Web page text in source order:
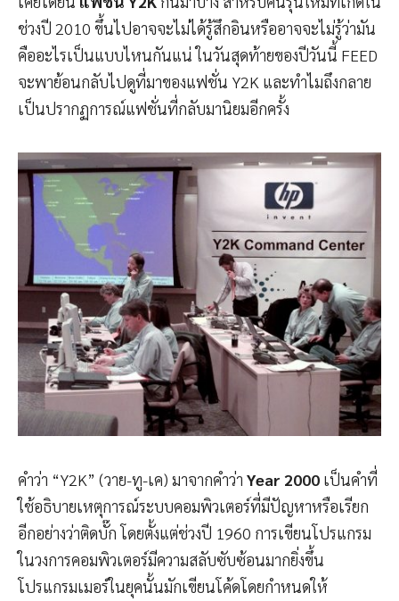
ช่วงปี 2010 ขึ้นไปอาจจะไม่ได้รู้สึกอินหรืออาจจะไม่รู้ว่ามัน
คืออะไรเป็นแบบไหนกันแน่ ในวันสุดท้ายของปีวันนี้ FEED
จะพาย้อนกลับไปดูที่มาของแฟชั่น Y2K และทำไมถึงกลาย
เป็นปรากฏการณ์แฟชั่นที่กลับมานิยมอีกครั้ง
คำว่า “Y2K” (วาย-ทู-เค) มาจากคำว่า Year 2000 เป็นคำที่
ใช้อธิบายเหตุการณ์ระบบคอมพิวเตอร์ที่มีปัญหาหรือเรียก
อีกอย่างว่าติดบั๊ก โดยตั้งแต่ช่วงปี 1960 การเขียนโปรแกรม
ในวงการคอมพิวเตอร์มีความสลับซับซ้อนมากยิ่งขึ้น
โปรแกรมเมอร์ในยุคนั้นมักเขียนโค้ดโดยกำหนดให้